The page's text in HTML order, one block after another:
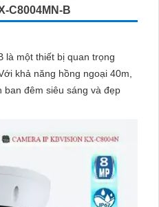
C8004MN-B
là một thiết bị quan trọng
ban đêm siêu sáng và đẹp